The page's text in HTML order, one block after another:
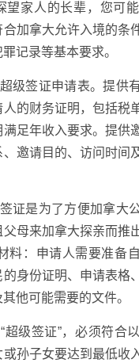
望家人的长辈，您可
加拿大允许入境的条
记录等基本要求。
级签证申请表。提供
的财务证明，包括税
足年收入要求。提供
邀请目的、访问时间
证是为了方便加拿大
母来加拿大探亲而推
料：申请人需要准备
身份证明、申请表格
他可能需要的文件。
超级签证”，必须符合
孙子女要达到最低收